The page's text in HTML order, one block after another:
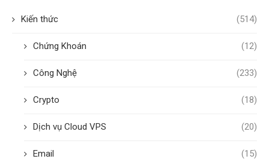
Kiến thức (514)
Chứng Khoán (12)
Công Nghệ (233)
Crypto (18)
Dịch vụ Cloud VPS (20)
Email (15)